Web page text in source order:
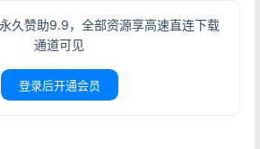
久赞助9.9，全部资源享高速直连下载
通道可见
登录后开通会员